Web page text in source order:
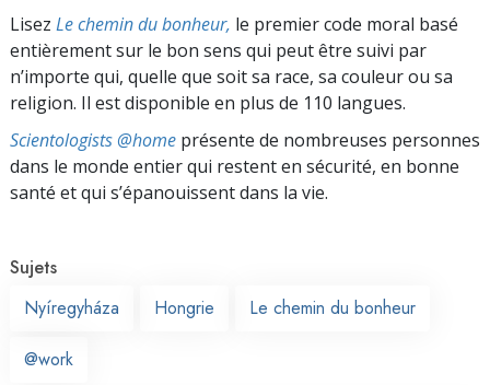
Lisez Le chemin du bonheur, le premier code moral basé
entièrement sur le bon sens qui peut être suivi par
n’importe qui, quelle que soit sa race, sa couleur ou sa
religion. Il est disponible en plus de 110 langues.
Scientologists @home présente de nombreuses personnes
dans le monde entier qui restent en sécurité, en bonne
santé et qui s’épanouissent dans la vie.
Sujets
Nyíregyháza
Hongrie Le chemin du bonheur
@work